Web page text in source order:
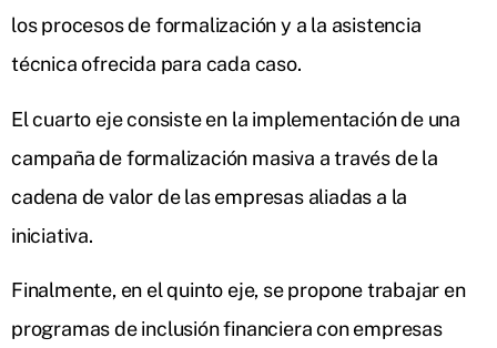
los procesos de formalización y a la asistencia
técnica ofrecida para cada caso.
El cuarto eje consiste en la implementación de una
campaña de formalización masiva a través de la
cadena de valor de las empresas aliadas a la
iniciativa.
Finalmente, en el quinto eje, se propone trabajar en
programas de inclusión financiera con empresas